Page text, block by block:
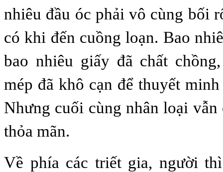
nhiêu đầu óc phải vô cùng bối
có khi đến cuồng loạn. Bao
bao nhiêu giấy đã chất
mép đã khô cạn để thuyết
Nhưng cuối cùng nhân loại vẫn
thỏa mãn.
Về phía các triết gia, người